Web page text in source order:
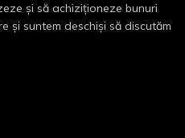
și să achiziționeze bunuri
și suntem deschiși să discutăm